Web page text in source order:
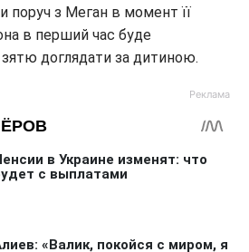
поруч з Меган в момент її
в перший час буде
доглядати за дитиною.